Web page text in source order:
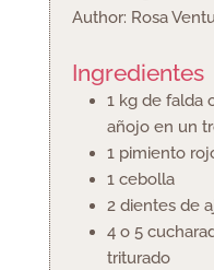
Author: Rosa
Ingredientes
1 kg de falda
añojo en un
1 pimiento
1 cebolla
2 dientes de
4 o 5
triturado